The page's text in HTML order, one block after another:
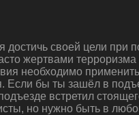
достичь своей цели при
жертвами терроризма
необходимо
Если бы ты зашёл в
встретил
но нужно быть в